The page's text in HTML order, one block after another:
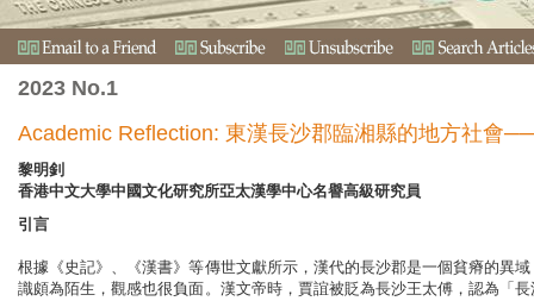
2023 No.1
Academic Reflection: 東漢長沙郡臨湘縣的地方社會
黎明釗
香港中文大學中國文化研究所亞太漢學中心名譽高級研究員
引言
根據《史記》、《漢書》等傳世文獻所示，漢代的長沙郡是一個貧瘠的異
識頗為陌生，觀感也很負面。漢文帝時，賈誼被貶為長沙王太傅，認為「